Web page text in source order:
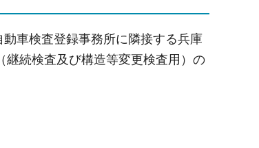
車検査登録事務所に隣接する兵庫
継続検査及び構造等変更検査用）の